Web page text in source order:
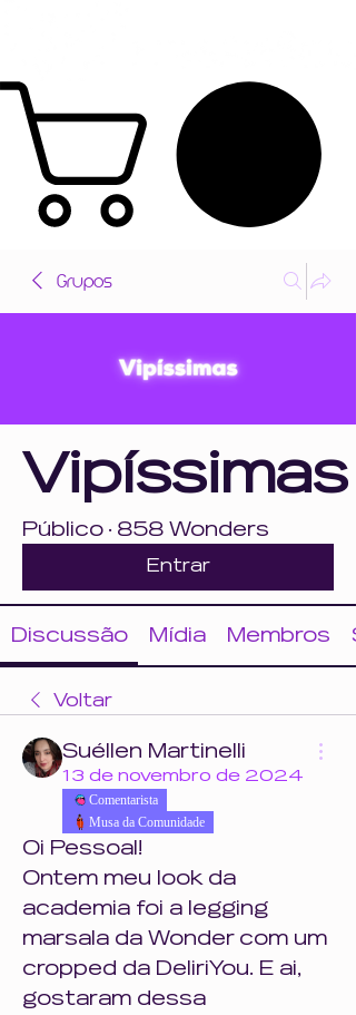
Grupos
Vipíssimas
Público · 858 Wonders
Entrar
Discussão Mídia Membros
Voltar
Suéllen Martinelli
13 de novembro de 2024
Comentarista
Musa da Comunidade
Oi Pessoal!
Ontem meu look da
academia foi a legging
marsala da Wonder com um
cropped da DeliriYou. E ai,
gostaram dessa